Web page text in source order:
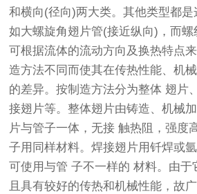
和横向(径向)两大类。其他类型都是
如大螺旋角翅片管(接近纵向)，而螺
可根据流体的流动方向及换热特点
造方法不同而使其在传热性能、机
的差异。按制造方法分为整体 翅片
接翅片等。整体翅片由铸造、机械
片与管子一体，无接 触热阻，强度
子用同样材料。焊接翅片用钎焊或
可使用与管 子不一样的 材料。由于
且具有较好的传热和机械性能，故